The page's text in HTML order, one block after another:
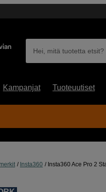
Hei, mitä tuotetta etsit?
Kampanjat Tuoteuutiset
Insta360 Insta360 Ace Pro 2